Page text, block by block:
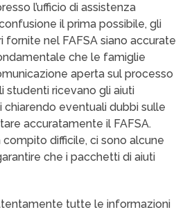
l’ufficio di assistenza
il prima possibile, gli
nel FAFSA siano accurate
che le famiglie
aperta sul processo
studenti ricevano gli aiuti
eventuali dubbi sulle
accuratamente il FAFSA.
difficile, ci sono alcune
che i pacchetti di aiuti
tutte le informazioni